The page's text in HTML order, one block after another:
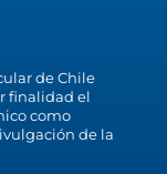
de Chile
finalidad el
como
de la